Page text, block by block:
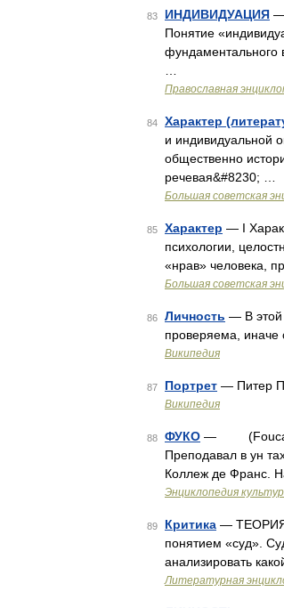
83 ИНДИВИДУАЦИЯ —
Понятие
фундаментального
Православная
84 Характер
и индивидуальной
общественно
речевая&#8230; …
Большая советская
85 Характер — I
психологии,
«нрав» человека,
Большая советская
86 Личность — В этой
проверяема, иначе
Википедия
87 Портрет — Питер
Википедия
88 ФУКО — (Foucault)
Преподавал в ун
Коллеж де Франс.
Энциклопедия
89 Критика — ТЕОРИЯ.
понятием «суд».
анализировать
Литературная